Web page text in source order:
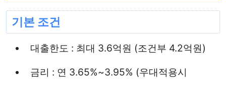
기본 조건
대출한도 : 최대 3.6억원 (조건부 4.2억원)
금리 : 연 3.65%~3.95% (우대적용시